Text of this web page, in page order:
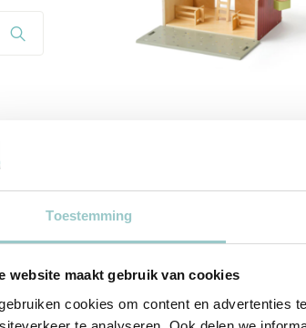
Toestemming
website maakt gebruik van cookies
cookies om content en advertenties
44,95